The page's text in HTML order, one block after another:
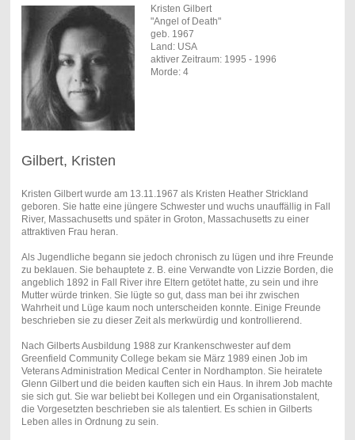
Kristen Gilbert
"Angel of Death"
geb. 1967
Land: USA
aktiver Zeitraum: 1995 - 1996
Morde: 4
Gilbert, Kristen
Kristen Gilbert wurde am 13.11.1967 als Kristen Heather Strickland
geboren. Sie hatte eine jüngere Schwester und wuchs unauffällig in Fall
River, Massachusetts und später in Groton, Massachusetts zu einer
attraktiven Frau heran.
Als Jugendliche begann sie jedoch chronisch zu lügen und ihre Freunde
zu beklauen. Sie behauptete z. B. eine Verwandte von Lizzie Borden, die
angeblich 1892 in Fall River ihre Eltern getötet hatte, zu sein und ihre
Mutter würde trinken. Sie lügte so gut, dass man bei ihr zwischen
Wahrheit und Lüge kaum noch unterscheiden konnte. Einige Freunde
beschrieben sie zu dieser Zeit als merkwürdig und kontrollierend.
Nach Gilberts Ausbildung 1988 zur Krankenschwester auf dem
Greenfield Community College bekam sie März 1989 einen Job im
Veterans Administration Medical Center in Nordhampton. Sie heiratete
Glenn Gilbert und die beiden kauften sich ein Haus. In ihrem Job machte
sie sich gut. Sie war beliebt bei Kollegen und ein Organisationstalent,
die Vorgesetzten beschrieben sie als talentiert. Es schien in Gilberts
Leben alles in Ordnung zu sein.